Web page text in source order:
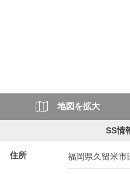
SS情
住所 福岡県久留米市
地図を拡大